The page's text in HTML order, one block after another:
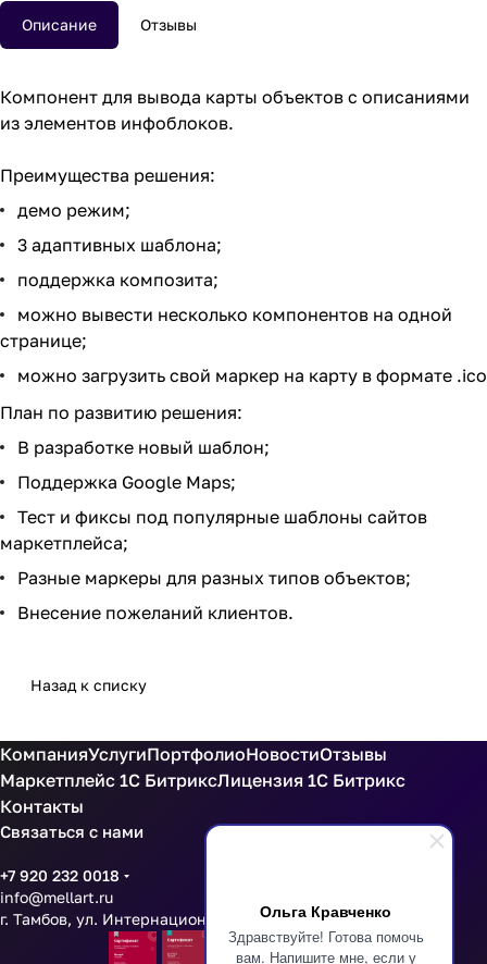
Ольга Кравченко
Здравствуйте! Готова помочь
вам. Напишите мне, если у
Описание Отзывы
Компонент для вывода карты объектов с описаниями
из элементов инфоблоков.
Преимущества решения:
демо режим;
3 адаптивных шаблона;
поддержка композита;
можно вывести несколько компонентов на одной
странице;
можно загрузить свой маркер на карту в формате .ico
План по развитию решения:
В разработке новый шаблон;
Поддержка Google Maps;
Тест и фиксы под популярные шаблоны сайтов
маркетплейса;
Разные маркеры для разных типов объектов;
Внесение пожеланий клиентов.
Назад к списку
КомпанияУслугиПортфолиоНовостиОтзывы
Маркетплейс 1С БитриксЛицензия 1С Битрикс
Контакты
Связаться с нами
+7 920 232 0018
info@mellart.ru
г. Тамбов, ул. Интернациональная 16 оф 201